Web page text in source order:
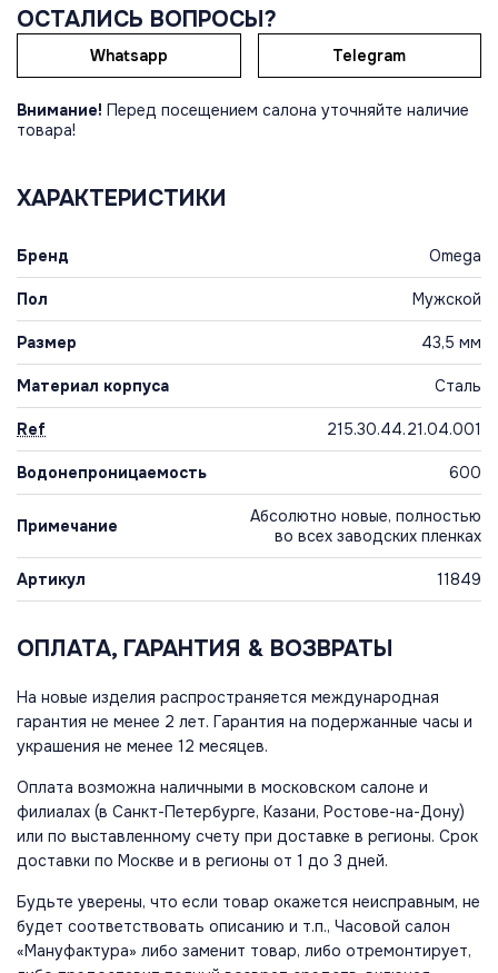
ОСТАЛИСЬ ВОПРОСЫ?
Whatsapp Telegram
Внимание! Перед посещением салона уточняйте наличие
товара!
ХАРАКТЕРИСТИКИ
Бренд Omega
Пол Мужской
Размер 43,5 мм
Материал корпуса Сталь
Ref 215.30.44.21.04.001
Водонепроницаемость 600
Примечание
Абсолютно новые, полностью
во всех заводских пленках
Артикул 11849
ОПЛАТА, ГАРАНТИЯ & ВОЗВРАТЫ
На новые изделия распространяется международная
гарантия не менее 2 лет. Гарантия на подержанные часы и
украшения не менее 12 месяцев.
Оплата возможна наличными в московском салоне и
филиалах (в Санкт-Петербурге, Казани, Ростове-на-Дону)
или по выставленному счету при доставке в регионы. Срок
доставки по Москве и в регионы от 1 до 3 дней.
Будьте уверены, что если товар окажется неисправным, не
будет соответствовать описанию и т.п., Часовой салон
«Мануфактура» либо заменит товар, либо отремонтирует,